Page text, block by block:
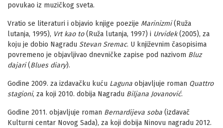
povukao iz muzičkog sveta.
Vratio se literaturi i objavio knjige poezije Marinizmi(Ruža
lutanja, 1995), Vrt kao to(Ruža lutanja, 1997) i Urvidek(2005), za
koju je dobio Nagradu Stevan Sremac. U književnim časopisima
povremeno je objavljivao dnevničke zapise pod nazivom Bluz
dajari(Blues diary).
Godine 2009. za izdavačku kuću Laguna objavljuje roman Quattro
stagioni, za koji 2010. dobija Nagradu Biljana Jovanović.
Godine 2011. objavljuje roman Bernardijeva soba (izdavač
Kulturni centar Novog Sada), za koji dobija Ninovu nagradu 2012.